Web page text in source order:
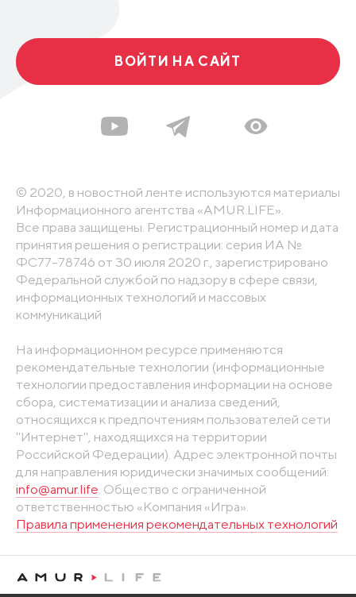
ВОЙТИ НА САЙТ
© 2020, в новостной ленте используются материалы
Информационного агентства «AMUR.LIFE».
Все права защищены. Регистрационный номер и дата
принятия решения о регистрации: серия ИА №
ФС77-78746 от 30 июля 2020 г., зарегистрировано
Федеральной службой по надзору в сфере связи,
информационных технологий и массовых
коммуникаций
На информационном ресурсе применяются
рекомендательные технологии (информационные
технологии предоставления информации на основе
сбора, систематизации и анализа сведений,
относящихся к предпочтениям пользователей сети
"Интернет", находящихся на территории
Российской Федерации). Адрес электронной почты
для направления юридически значимых сообщений:
info@amur.life. Общество с ограниченной
ответственностью «Компания «Игра».
Правила применения рекомендательных технологий